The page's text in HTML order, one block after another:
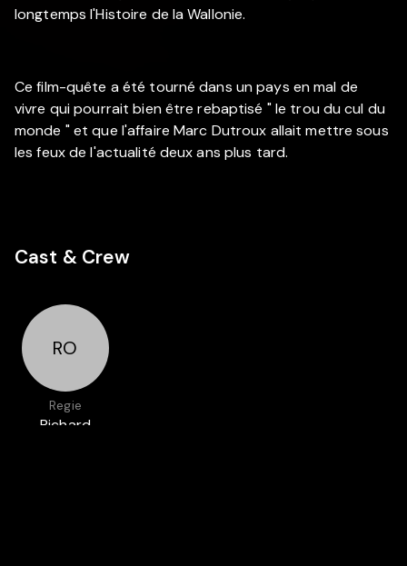
longtemps l'Histoire de la Wallonie.
Ce film-quête a été tourné dans un pays en mal de
vivre qui pourrait bien être rebaptisé " le trou du cul du
monde " et que l'affaire Marc Dutroux allait mettre sous
les feux de l'actualité deux ans plus tard.
Cast & Crew
RO
Regie
Richard